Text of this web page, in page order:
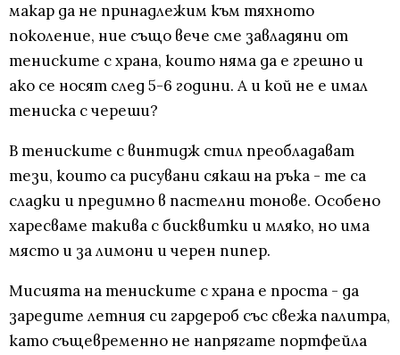
макар да не принадлежим към тяхното
поколение, ние също вече сме завладяни от
тениските с храна, които няма да е грешно и
ако се носят след 5-6 години. А и кой не е имал
тениска с череши?
В тениските с винтидж стил преобладават
тези, които са рисувани сякаш на ръка - те са
сладки и предимно в пастелни тонове. Особено
харесваме такива с бисквитки и мляко, но има
място и за лимони и черен пипер.
Мисията на тениските с храна е проста - да
заредите летния си гардероб със свежа палитра,
като същевременно не напрягате портфейла